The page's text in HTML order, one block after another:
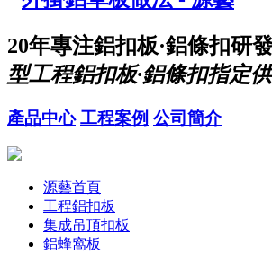
20年專注鋁扣板·鋁條扣研
型工程鋁扣板·鋁條扣指定
產品中心 工程案例 公司簡介
源藝首頁
工程鋁扣板
集成吊頂扣板
鋁蜂窩板